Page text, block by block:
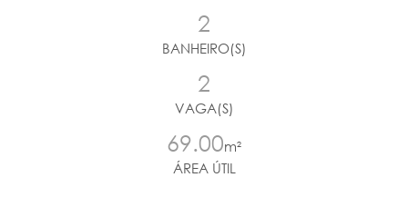
2
BANHEIRO(S)
2
VAGA(S)
69.00m²
ÁREA ÚTIL